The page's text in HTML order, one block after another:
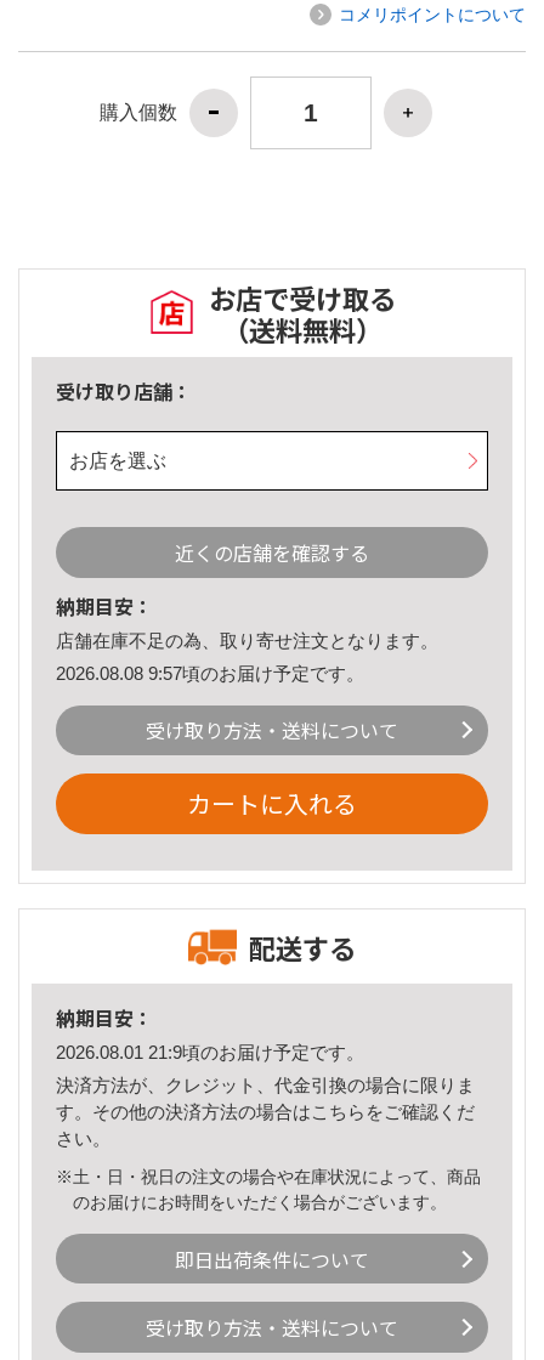
コメリポイントについて
購入個数
お店で受け取る
（送料無料）
受け取り店舗：
お店を選ぶ
近くの店舗を確認する
納期目安：
店舗在庫不足の為、取り寄せ注文となります。
2026.08.08 9:57頃のお届け予定です。
受け取り方法・送料について
カートに入れる
配送する
納期目安：
2026.08.01 21:9頃のお届け予定です。
決済方法が、クレジット、代金引換の場合に限りま
す。その他の決済方法の場合はこちら をご確認くだ
さい。
※土・日・祝日の注文の場合や在庫状況によって、商品
のお届けにお時間をいただく場合がございます。
即日出荷条件について
受け取り方法・送料について